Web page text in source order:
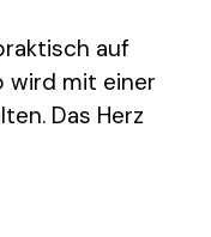
auf
wird mit einer
Das Herz